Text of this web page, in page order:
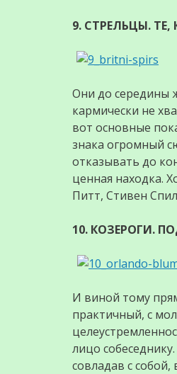
9. СТРЕЛЬЦЫ.
Они до середины
кармически не
вот основные
знака огромный
отказывать до
ценная находка.
Питт, Стивен
10. КОЗЕРОГИ.
И виной тому
практичный, с
лицо
совладав с